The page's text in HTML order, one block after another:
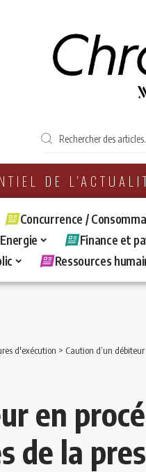
DE
Concurrence /
Finance et
Ressources
d'exécution > Caution d’un débiteur en
en
de la